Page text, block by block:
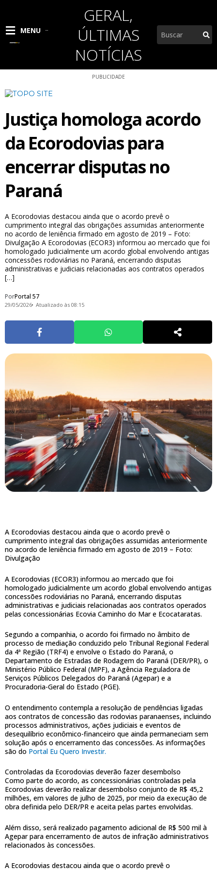
conteúdo
MENU
GERAL,
ÚLTIMAS
NOTÍCIAS
Pesquisar
PUBLICIDADE
Justiça homologa acordo
da Ecorodovias para
encerrar disputas no
Paraná
A Ecorodovias destacou ainda que o acordo prevê o
cumprimento integral das obrigações assumidas anteriormente
no acordo de leniência firmado em agosto de 2019 – Foto:
Divulgação A Ecorodovias (ECOR3) informou ao mercado que foi
homologado judicialmente um acordo global envolvendo antigas
concessões rodoviárias no Paraná, encerrando disputas
administrativas e judiciais relacionadas aos contratos operados
[…]
PorPortal 57
29/05/2026 Atualizado às 08:15
A Ecorodovias destacou ainda que o acordo prevê o
cumprimento integral das obrigações assumidas anteriormente
no acordo de leniência firmado em agosto de 2019 – Foto:
Divulgação
A Ecorodovias (ECOR3) informou ao mercado que foi
homologado judicialmente um acordo global envolvendo antigas
concessões rodoviárias no Paraná, encerrando disputas
administrativas e judiciais relacionadas aos contratos operados
pelas concessionárias Ecovia Caminho do Mar e Ecocataratas.
Segundo a companhia, o acordo foi firmado no âmbito de
processo de mediação conduzido pelo Tribunal Regional Federal
da 4ª Região (TRF4) e envolve o Estado do Paraná, o
Departamento de Estradas de Rodagem do Paraná (DER/PR), o
Ministério Público Federal (MPF), a Agência Reguladora de
Serviços Públicos Delegados do Paraná (Agepar) e a
Procuradoria-Geral do Estado (PGE).
O entendimento contempla a resolução de pendências ligadas
aos contratos de concessão das rodovias paranaenses, incluindo
processos administrativos, ações judiciais e eventos de
desequilíbrio econômico-financeiro que ainda permaneciam sem
solução após o encerramento das concessões. As informações
são do Portal Eu Quero Investir.
Controladas da Ecorodovias deverão fazer desembolso
Como parte do acordo, as concessionárias controladas pela
Ecorodovias deverão realizar desembolso conjunto de R$ 45,2
milhões, em valores de julho de 2025, por meio da execução de
obra definida pelo DER/PR e aceita pelas partes envolvidas.
Além disso, será realizado pagamento adicional de R$ 500 mil à
Agepar para encerramento de autos de infração administrativos
relacionados às concessões.
A Ecorodovias destacou ainda que o acordo prevê o